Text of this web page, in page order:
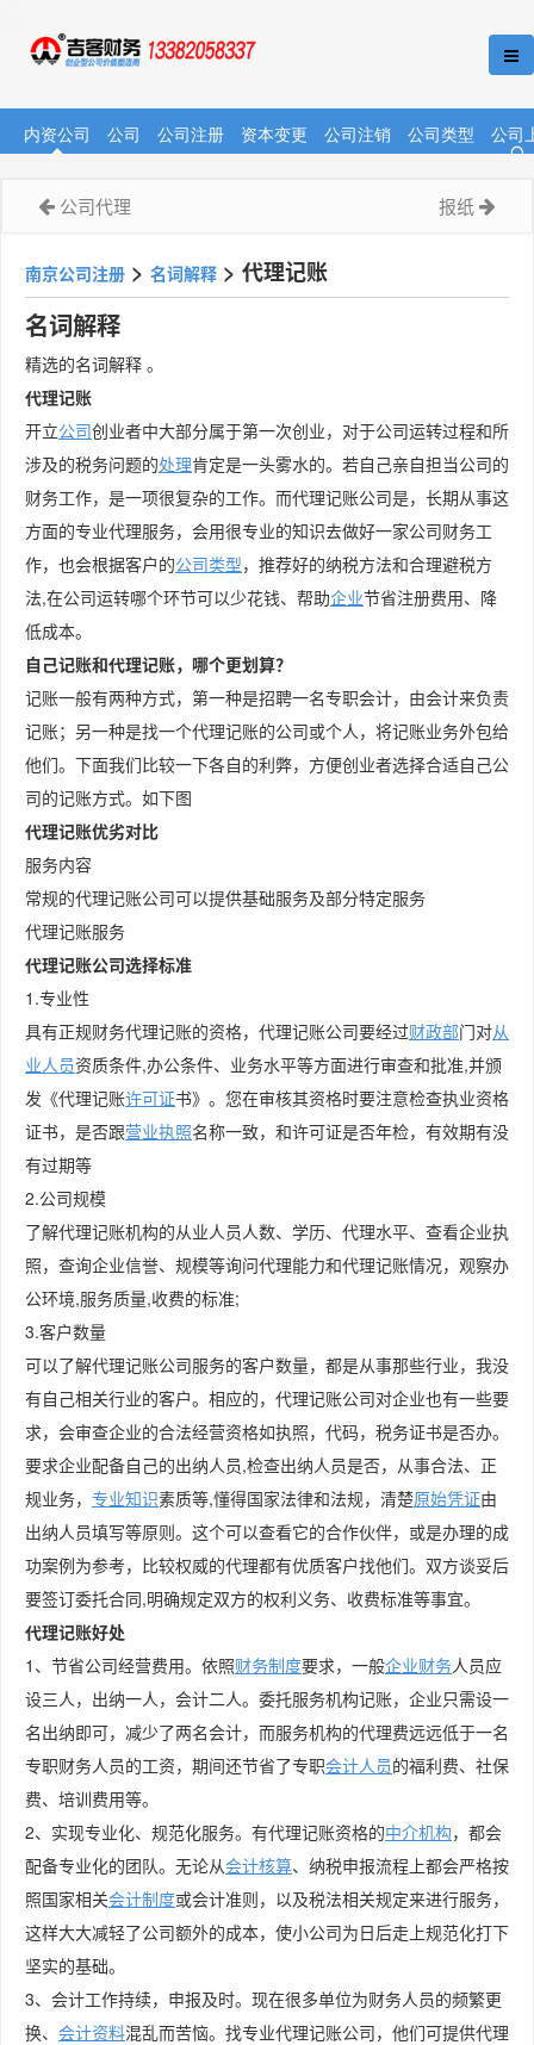
内资公司 公司 公司注册 资本变更 公司注销 公司类型 公司
公司代理 报纸
南京公司注册 > 名词解释 > 代理记账
名词解释
精选的名词解释 。
代理记账
开立公司创业者中大部分属于第一次创业，对于公司运转过程和所
涉及的税务问题的处理肯定是一头雾水的。若自己亲自担当公司的
财务工作，是一项很复杂的工作。而代理记账公司是，长期从事这
方面的专业代理服务，会用很专业的知识去做好一家公司财务工
作，也会根据客户的公司类型，推荐好的纳税方法和合理避税方
法,在公司运转哪个环节可以少花钱、帮助企业节省注册费用、降
低成本。
自己记账和代理记账，哪个更划算？
记账一般有两种方式，第一种是招聘一名专职会计，由会计来负责
记账；另一种是找一个代理记账的公司或个人，将记账业务外包给
他们。下面我们比较一下各自的利弊，方便创业者选择合适自己公
司的记账方式。如下图
代理记账优劣对比
服务内容
常规的代理记账公司可以提供基础服务及部分特定服务
代理记账服务
代理记账公司选择标准
1.专业性
具有正规财务代理记账的资格，代理记账公司要经过财政部门对从
业人员资质条件,办公条件、业务水平等方面进行审查和批准,并颁
发《代理记账许可证书》。您在审核其资格时要注意检查执业资格
证书，是否跟营业执照名称一致，和许可证是否年检，有效期有没
有过期等
2.公司规模
了解代理记账机构的从业人员人数、学历、代理水平、查看企业执
照，查询企业信誉、规模等询问代理能力和代理记账情况，观察办
公环境,服务质量,收费的标准;
3.客户数量
可以了解代理记账公司服务的客户数量，都是从事那些行业，我没
有自己相关行业的客户。相应的，代理记账公司对企业也有一些要
求，会审查企业的合法经营资格如执照，代码，税务证书是否办。
要求企业配备自己的出纳人员,检查出纳人员是否，从事合法、正
规业务， 专业知识素质等,懂得国家法律和法规，清楚原始凭证由
出纳人员填写等原则。这个可以查看它的合作伙伴，或是办理的成
功案例为参考，比较权威的代理都有优质客户找他们。双方谈妥后
要签订委托合同,明确规定双方的权利义务、收费标准等事宜。
代理记账好处
1、节省公司经营费用。依照财务制度要求，一般企业财务人员应
设三人，出纳一人，会计二人。委托服务机构记账，企业只需设一
名出纳即可，减少了两名会计，而服务机构的代理费远远低于一名
专职财务人员的工资，期间还节省了专职会计人员的福利费、社保
费、培训费用等。
2、实现专业化、规范化服务。有代理记账资格的中介机构，都会
配备专业化的团队。无论从会计核算、纳税申报流程上都会严格按
照国家相关会计制度或会计准则，以及税法相关规定来进行服务，
这样大大减轻了公司额外的成本，使小公司为日后走上规范化打下
坚实的基础。
3、会计工作持续，申报及时。现在很多单位为财务人员的频繁更
换、 会计资料混乱而苦恼。找专业代理记账公司，他们可提供代理